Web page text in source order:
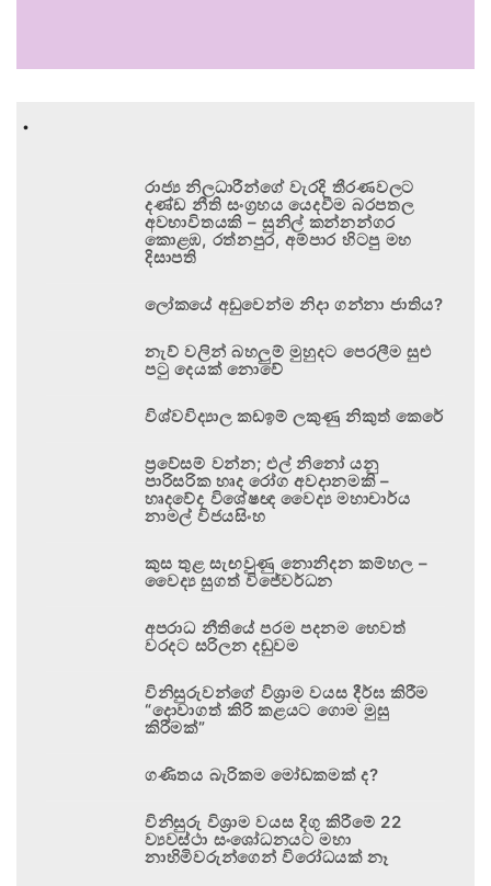
.
රාජ්‍ය නිලධාරීන්ගේ වැරදි තීරණවලට
දණ්ඩ නීති සංග්‍රහය යෙදවීම බරපතල
අවභාවිතයකි – සුනිල් කන්නන්ගර
කොළඹ, රත්නපුර, අම්පාර හිටපු මහ
දිසාපති
ලෝකයේ අඩුවෙන්ම නිදා ගන්නා ජාතිය?
නැව් වලින් බහලුම් මුහුදට පෙරලීම සුළු
පටු දෙයක් නොවේ
විශ්වවිද්‍යාල කඩඉම් ලකුණු නිකුත් කෙරේ
ප්‍රවේසම් වන්න; එල් නිනෝ යනු
පාරිසරික හෘද රෝග අවදානමකි –
හෘදවේද විශේෂඥ වෛද්‍ය මහාචාර්ය
නාමල් විජයසිංහ
කුස තුළ සැඟවුණු නොනිදන කම්හල –
වෛද්‍ය සුගත් විජේවර්ධන
අපරාධ නීතියේ පරම පදනම හෙවත්
වරදට සරිලන දඬුවම
විනිසුරුවන්ගේ විශ්‍රාම වයස දීර්ඝ කිරීම
“දොවාගත් කිරි කළයට ගොම මුසු
කිරීමක්”
ගණිතය බැරිකම මෝඩකමක් ද?
විනිසුරු විශ්‍රාම වයස දිගු කිරීමේ 22
ව්‍යවස්ථා සංශෝධනයට මහා
නාහිමිවරුන්ගෙන් විරෝධයක් නෑ